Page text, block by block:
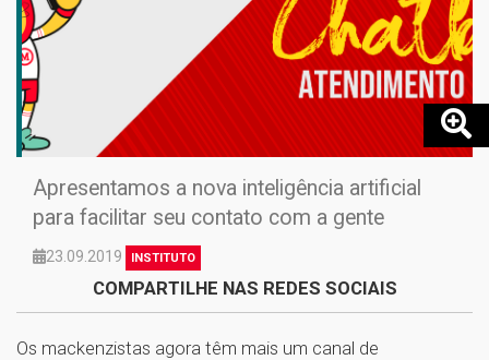
Apresentamos a nova inteligência artificial
para facilitar seu contato com a gente
23.09.2019 INSTITUTO
COMPARTILHE NAS REDES SOCIAIS
Os mackenzistas agora têm mais um canal de